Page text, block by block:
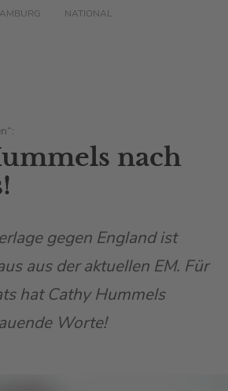
NATIONAL
nach
gegen England ist
aus der aktuellen EM. Für
hat Cathy Hummels
Worte!